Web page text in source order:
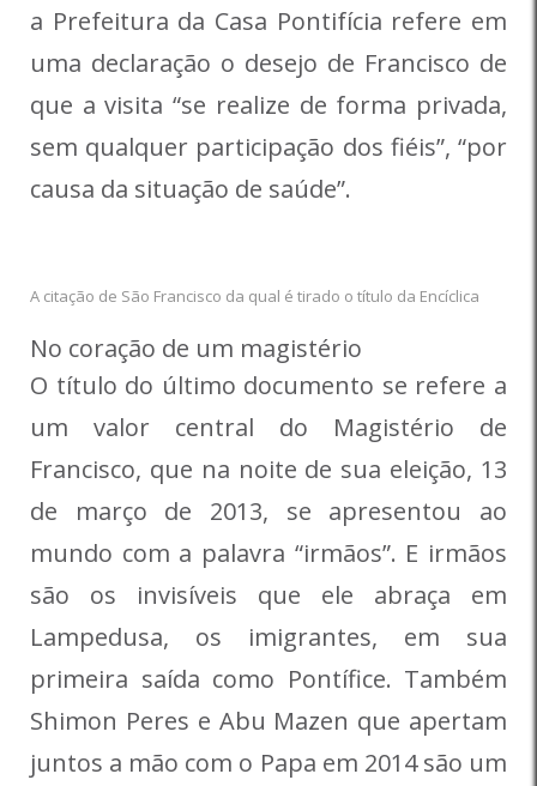
a Prefeitura da Casa Pontifícia refere em
uma declaração o desejo de Francisco de
que a visita “se realize de forma privada,
sem qualquer participação dos fiéis”, “por
causa da situação de saúde”.
A citação de São Francisco da qual é tirado o título da Encíclica
No coração de um magistério
O título do último documento se refere a
um valor central do Magistério de
Francisco, que na noite de sua eleição, 13
de março de 2013, se apresentou ao
mundo com a palavra “irmãos”. E irmãos
são os invisíveis que ele abraça em
Lampedusa, os imigrantes, em sua
primeira saída como Pontífice. Também
Shimon Peres e Abu Mazen que apertam
juntos a mão com o Papa em 2014 são um